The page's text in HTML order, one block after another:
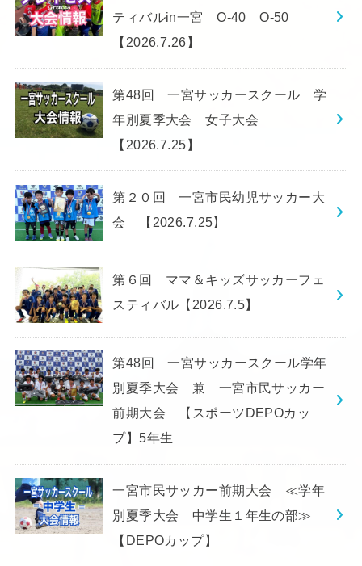
ティバルin一宮 O-40 O-50
【2026.7.26】
第48回 一宮サッカースクール 学
年別夏季大会 女子大会
【2026.7.25】
第２０回 一宮市民幼児サッカー大
会 【2026.7.25】
第６回 ママ＆キッズサッカーフェ
スティバル【2026.7.5】
第48回 一宮サッカースクール学年
別夏季大会 兼 一宮市民サッカー
前期大会 【スポーツDEPOカッ
プ】5年生
一宮市民サッカー前期大会 ≪学年
別夏季大会 中学生１年生の部≫
【DEPOカップ】